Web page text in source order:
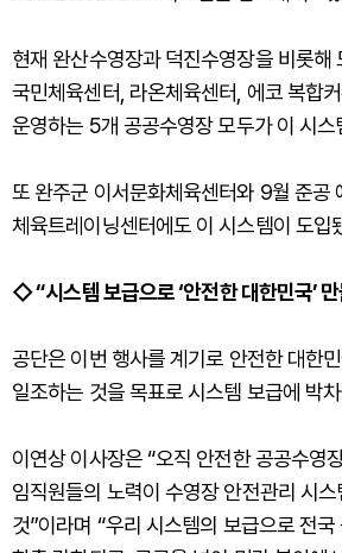
현재 완산수영장과 덕진수영장을 비롯해
국민체육센터, 라온체육센터, 에코 복합
운영하는 5개 공공수영장 모두가 이 시스
또 완주군 이서문화체육센터와 9월 준공
체육트레이닝센터에도 이 시스템이 도입
◇ “시스템 보급으로 ‘안전한 대한민국’
공단은 이번 행사를 계기로 안전한 대한
일조하는 것을 목표로 시스템 보급에 박
이연상 이사장은 “오직 안전한 공공수영
임직원들의 노력이 수영장 안전관리 시
것”이라며 “우리 시스템의 보급으로 전